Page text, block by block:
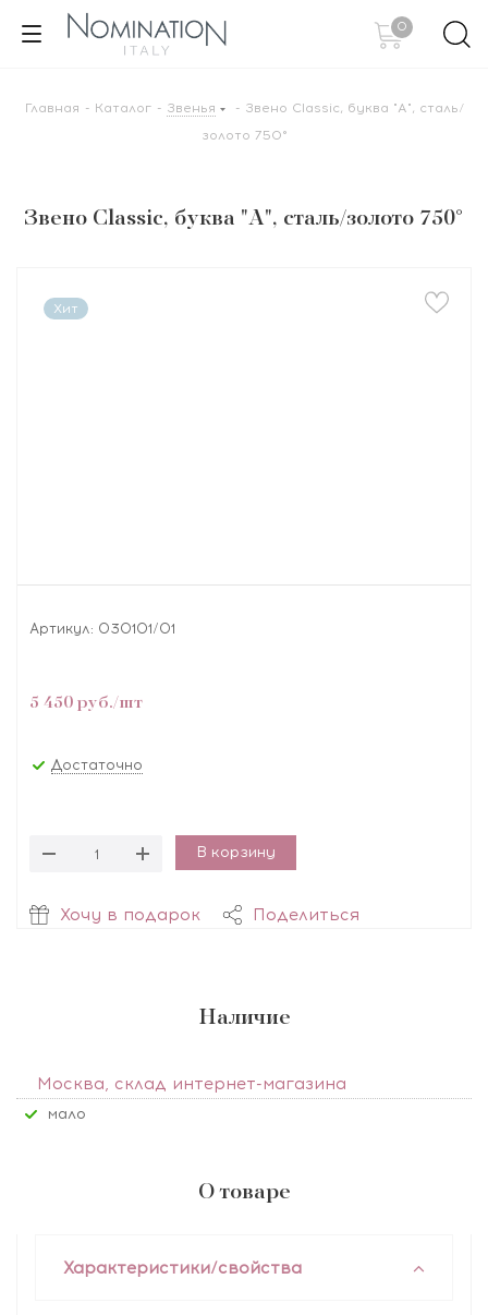
0
Главная - Каталог - Звенья - Звено Classic, буква "А", сталь/
золото 750°
Звено Classic, буква "А", сталь/золото 750°
Хит
Артикул: 030101/01
5 450 руб./шт
Достаточно
В корзину
Хочу в подарок Поделиться
Наличие
Москва, склад интернет-магазина
Мало
О товаре
Характеристики/свойства